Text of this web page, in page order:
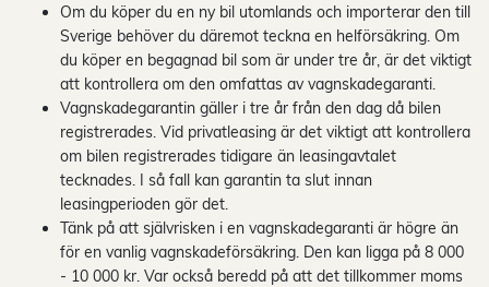
Om du köper du en ny bil utomlands och importerar den till
Sverige behöver du däremot teckna en helförsäkring. Om
du köper en begagnad bil som är under tre år, är det viktigt
att kontrollera om den omfattas av vagnskadegaranti.
Vagnskadegarantin gäller i tre år från den dag då bilen
registrerades. Vid privatleasing är det viktigt att kontrollera
om bilen registrerades tidigare än leasingavtalet
tecknades. I så fall kan garantin ta slut innan
leasingperioden gör det.
Tänk på att självrisken i en vagnskadegaranti är högre än
för en vanlig vagnskadeförsäkring. Den kan ligga på 8 000
- 10 000 kr. Var också beredd på att det tillkommer moms